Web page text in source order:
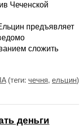
Чеченской
предъявляет
сложить
(теги: чечня, ельцин)
деньги